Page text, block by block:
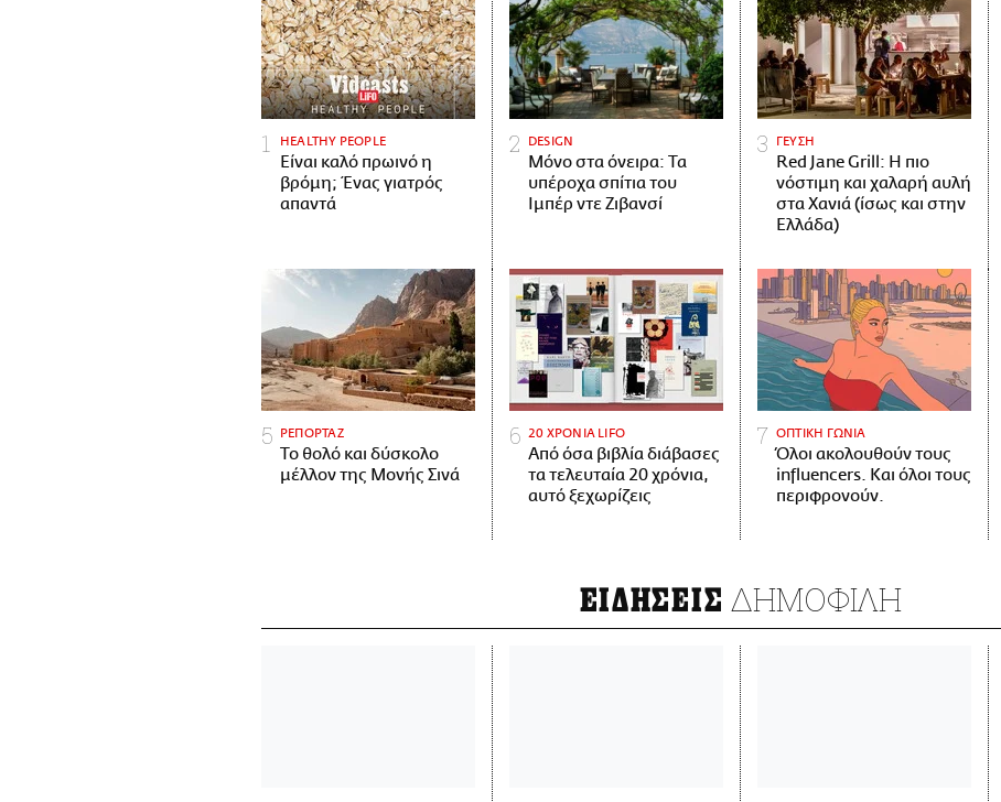
HEALTHY PEOPLE
Είναι καλό πρωινό η
βρόμη; Ένας γιατρός
απαντά
DESIGN
Μόνο στα όνειρα: Τα
υπέροχα σπίτια του
Ιμπέρ ντε Ζιβανσί
ΓΕΥΣΗ
Red Jane Grill: Η πιο
νόστιμη και χαλαρή αυλή
στα Χανιά (ίσως και στην
Ελλάδα)
ΡΕΠΟΡΤΑΖ
Το θολό και δύσκολο
μέλλον της Μονής Σινά
20 ΧΡΟΝΙΑ LIFO
Από όσα βιβλία διάβασες
τα τελευταία 20 χρόνια,
αυτό ξεχωρίζεις
ΟΠΤΙΚΗ ΓΩΝΙΑ
Όλοι ακολουθούν τους
influencers. Και όλοι τους
περιφρονούν.
ΕΙΔΗΣΕΙΣ ΔΗΜΟΦΙΛΗ